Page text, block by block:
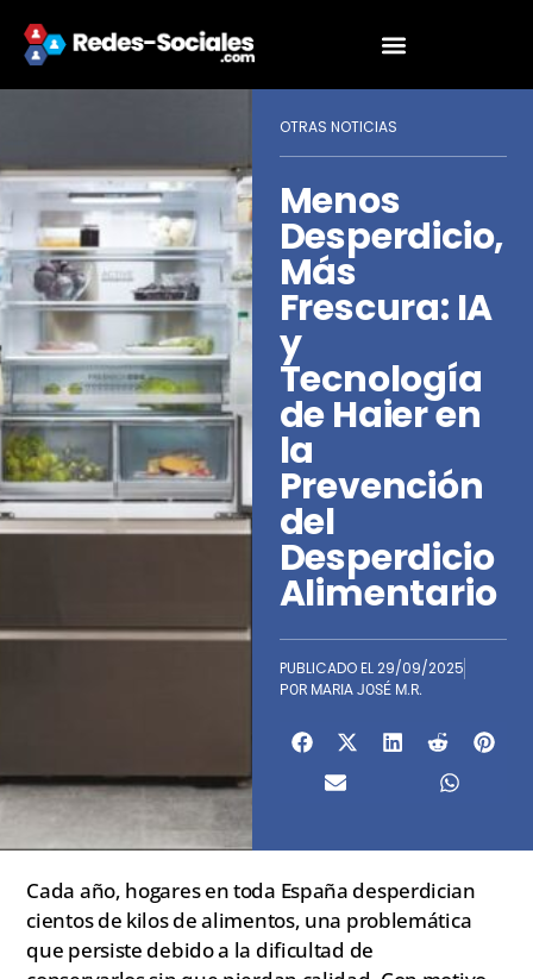
OTRAS NOTICIAS
Menos
Desperdicio,
Más
Frescura: IA
y
Tecnología
de Haier en
la
Prevención
del
Desperdicio
Alimentario
PUBLICADO EL29/09/2025
POR MARIA JOSÉ M.R.
Cada año, hogares en toda España desperdician
cientos de kilos de alimentos, una problemática
que persiste debido a la dificultad de